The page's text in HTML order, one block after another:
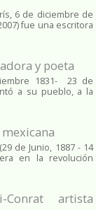
6 de diciembre de
fue una escritora
y poeta
1831- 23 de
a su pueblo, a la
de Junio, 1887 - 14
en la revolución
Conrat artista